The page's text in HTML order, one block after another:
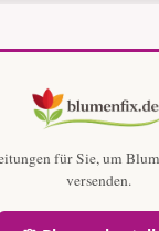
für Sie, um
versenden.